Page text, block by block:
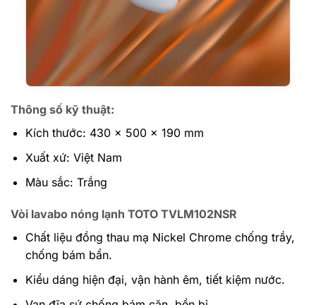
Thông số kỹ thuật:
Kích thước: 430 x 500 x 190 mm
Xuất xứ: Việt Nam
Màu sắc: Trắng
Vòi lavabo nóng lạnh TOTO TVLM102NSR
Chất liệu đồng thau mạ Nickel Chrome chống trầy,
chống bám bẩn.
Kiểu dáng hiện đại, vận hành êm, tiết kiệm nước.